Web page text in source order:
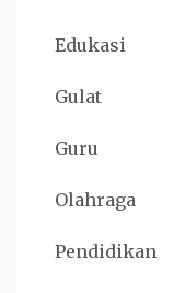
Edukasi
Gulat
Guru
Olahraga
Pendidikan